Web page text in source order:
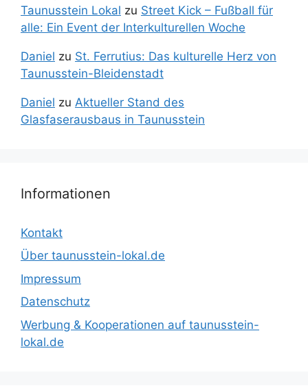
Taunusstein Lokal zu Street Kick – Fußball für
alle: Ein Event der Interkulturellen Woche
Daniel zu St. Ferrutius: Das kulturelle Herz von
Taunusstein-Bleidenstadt
Daniel zu Aktueller Stand des
Glasfaserausbaus in Taunusstein
Informationen
Kontakt
Über taunusstein-lokal.de
Impressum
Datenschutz
Werbung & Kooperationen auf taunusstein-
lokal.de